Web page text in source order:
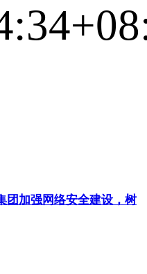
团加强网络安全建设，树